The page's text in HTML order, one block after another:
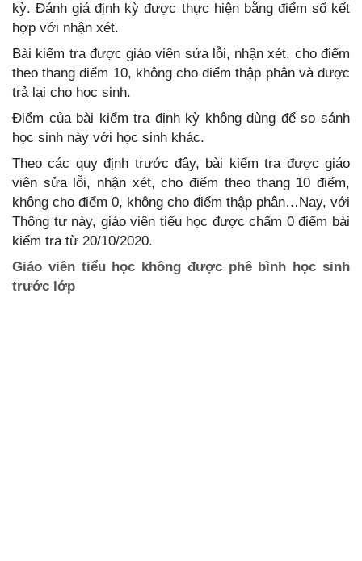
kỳ. Đánh giá định kỳ được thực hiện bằng điểm số kết
hợp với nhận xét.
Bài kiếm tra được giáo viên sửa lỗi, nhận xét, cho điểm
theo thang điểm 10, không cho điểm thập phân và được
trả lại cho học sinh.
Điểm của bài kiểm tra định kỳ không dùng để so sánh
học sinh này với học sinh khác.
Theo các quy định trước đây, bài kiểm tra được giáo
viên sửa lỗi, nhận xét, cho điểm theo thang 10 điểm,
không cho điểm 0, không cho điểm thập phân…Nay, với
Thông tư này, giáo viên tiểu học được chấm 0 điểm bài
kiểm tra từ 20/10/2020.
Giáo viên tiểu học không được phê bình học sinh
trước lớp